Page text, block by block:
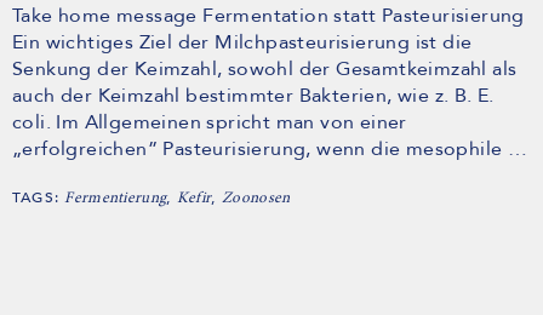
Take home message Fermentation statt Pasteurisierung
Ein wichtiges Ziel der Milchpasteurisierung ist die
Senkung der Keimzahl, sowohl der Gesamtkeimzahl als
auch der Keimzahl bestimmter Bakterien, wie z. B. E.
coli. Im Allgemeinen spricht man von einer
„erfolgreichen” Pasteurisierung, wenn die mesophile …
TAGS:Fermentierung, Kefir, Zoonosen